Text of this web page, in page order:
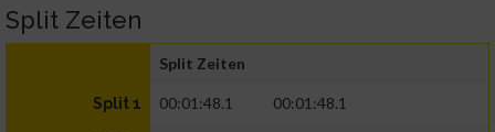
Split Zeiten
Split Zeiten
Split 1 00:01:48.1 00:01:48.1